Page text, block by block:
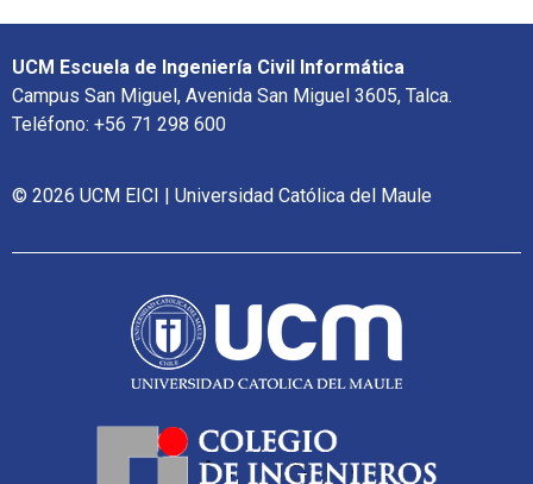
UCM Escuela de Ingeniería Civil Informática
Campus San Miguel, Avenida San Miguel 3605, Talca.
Teléfono: +56 71 298 600
© 2026 UCM EICI | Universidad Católica del Maule